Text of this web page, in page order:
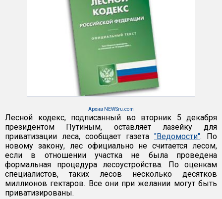
Архив NEWSru.com
Лесной кодекс, подписанный во вторник 5 декабря
президентом Путиным, оставляет лазейку для
приватизации леса, сообщает газета "Ведомости". По
новому закону, лес официально не считается лесом,
если в отношении участка не была проведена
формальная процедура лесоустройства. По оценкам
специалистов, таких лесов несколько десятков
миллионов гектаров. Все они при желании могут быть
приватизированы.